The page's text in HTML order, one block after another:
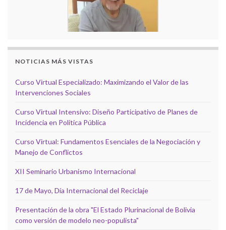
NOTICIAS MÁS VISTAS
Curso Virtual Especializado: Maximizando el Valor de las
Intervenciones Sociales
Curso Virtual Intensivo: Diseño Participativo de Planes de
Incidencia en Política Pública
Curso Virtual: Fundamentos Esenciales de la Negociación y
Manejo de Conflictos
XII Seminario Urbanismo Internacional
17 de Mayo, Día Internacional del Reciclaje
Presentación de la obra "El Estado Plurinacional de Bolivia
como versión de modelo neo-populista"